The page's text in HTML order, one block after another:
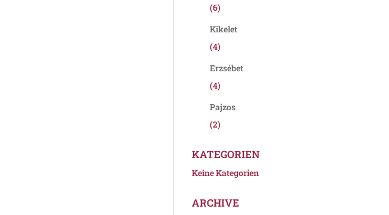
(6)
Kikelet
(4)
Erzsébet
(4)
Pajzos
(2)
KATEGORIEN
Keine Kategorien
ARCHIVE